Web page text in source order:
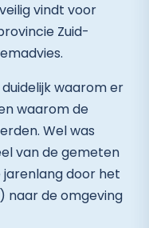
vindt voor
Zuid-
waarom er
waarom de
Wel was
van de gemeten
jarenlang door het
naar de omgeving